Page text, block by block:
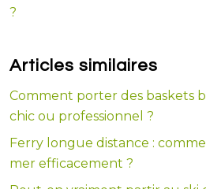
?
Articles similaires
Comment porter des baskets
chic ou professionnel ?
Ferry longue distance :
mer efficacement ?